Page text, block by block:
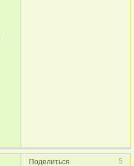
Поделиться
5